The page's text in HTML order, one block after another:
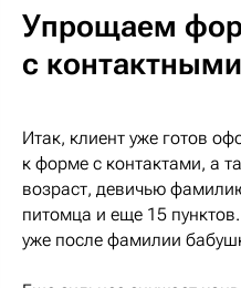
Упрощаем
с
Итак, клиент уже готов
к форме с контактами, а
возраст, девичью
питомца и еще 15
уже после фамилии